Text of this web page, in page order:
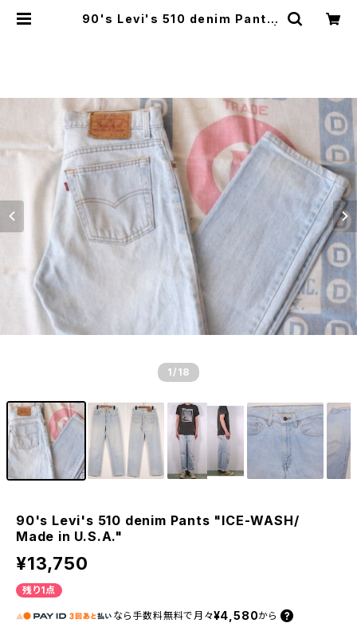
90's Levi's 510 denim Pants
1 /18
90's Levi's 510 denim Pants "ICE-WASH/
Made in U.S.A."
¥13,750
残り1点
なら 手数料無料で 月々¥4,580から